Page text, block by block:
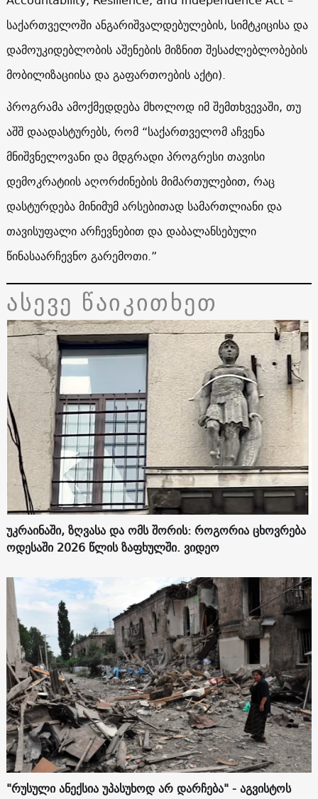
საქართველოში ანგარიშვალდებულების, სიმტკიცისა და
დამოუკიდებლობის აშენების მიზნით შესაძლებლობების
მობილიზაციისა და გაფართოების აქტი).
პროგრამა ამოქმედდება მხოლოდ იმ შემთხვევაში, თუ
აშშ დაადასტურებს, რომ “საქართველომ აჩვენა
მნიშვნელოვანი და მდგრადი პროგრესი თავისი
დემოკრატიის აღორძინების მიმართულებით, რაც
დასტურდება მინიმუმ არსებითად სამართლიანი და
თავისუფალი არჩევნებით და დაბალანსებული
წინასაარჩევნო გარემოთი.”
ასევე წაიკითხეთ
უკრაინაში, ზღვასა და ომს შორის: როგორია ცხოვრება
ოდესაში 2026 წლის ზაფხულში. ვიდეო
"რუსული ანექსია უპასუხოდ არ დარჩება" - აგვისტოს